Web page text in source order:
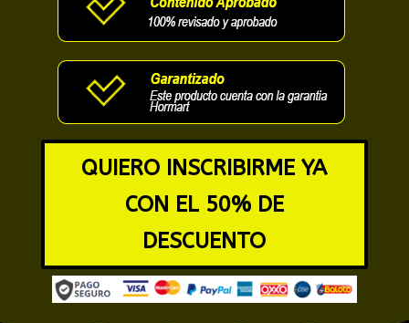
QUIERO INSCRIBIRME YA
CON EL 50% DE
DESCUENTO